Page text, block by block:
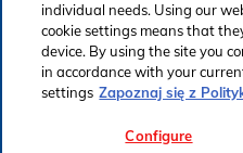
Copyright © 2026 Jerónimo
Polityka Prywatności
Zgłoszenie
individual needs. Using our
cookie settings means that
device. By using the site you
in accordance with your
settings Zapoznaj się z
Configure